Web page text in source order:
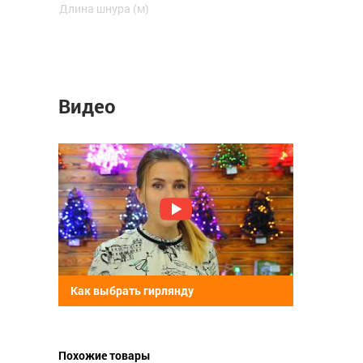
Длина шнура (м)
Цвет нити гирлянды
Количество режимов
Длина (м)
Видео
Как выбрать гирлянду
Похожие товары